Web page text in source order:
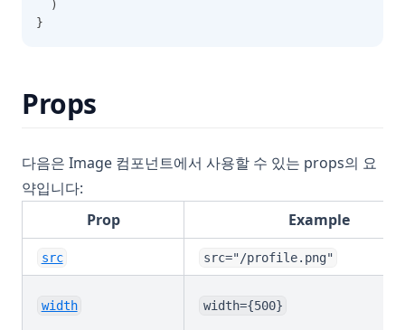
  )
}
Props
다음은 Image 컴포넌트에서 사용할 수 있는 props의 요
약입니다:
Prop
Example
src src="/profile.png"
width width={500}